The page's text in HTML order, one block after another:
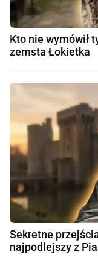
Kto nie wymówił
zemsta Łokietka
Sekretne
najpodlejszy z